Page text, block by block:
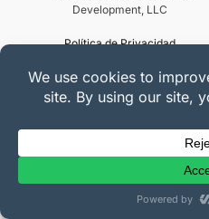
Development, LLC
Política de Privacidad
Mapa del sitio
Cupón de Easy Digital Downloads